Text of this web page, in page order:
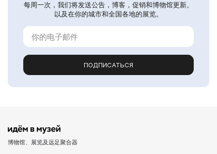
每周一次，我们将发送公告，博客，促销和博物馆更新。
以及在你的城市和全国各地的展览。
ПОДПИСАТЬСЯ
博物馆、展览及远足聚合器